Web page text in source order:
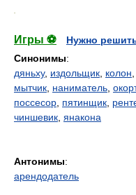
Игры ⚽
Нужно
Синонимы:
дяньху, издольщик колон
мытчик наниматель
поссесор пятинщик
чиншевик янакона
Антонимы:
арендодатель